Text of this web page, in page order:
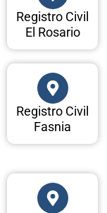
Registro Civil
El Rosario
Registro Civil
Fasnia